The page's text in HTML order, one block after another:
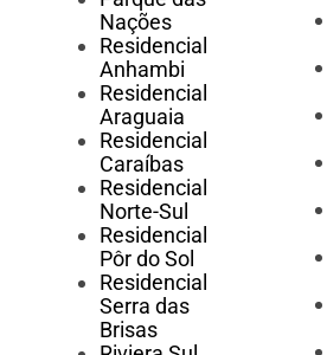
Nações
Residencial
Anhambi
Residencial
Araguaia
Residencial
Caraíbas
Residencial
Norte-Sul
Residencial
Pôr do Sol
Residencial
Serra das
Brisas